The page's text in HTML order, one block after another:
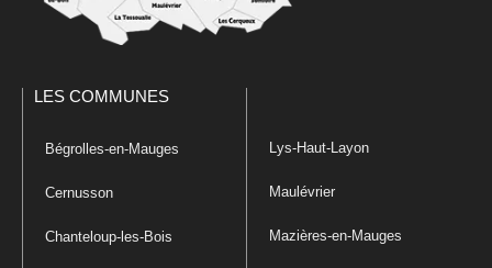
LES COMMUNES
Bégrolles-en-Mauges
Cernusson
Chanteloup-les-Bois
Lys-Haut-Layon
Maulévrier
Mazières-en-Mauges